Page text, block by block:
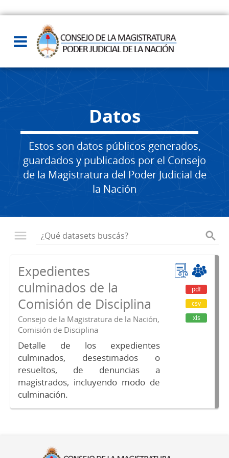
Datos
Estos son datos públicos generados,
guardados y publicados por el Consejo
de la Magistratura del Poder Judicial de
la Nación
Expedientes
culminados de la
Comisión de Disciplina
Consejo de la Magistratura de la Nación,
Comisión de Disciplina
Detalle de los expedientes
culminados, desestimados o
resueltos, de denuncias a
magistrados, incluyendo modo de
culminación.
pdf
csv
xls